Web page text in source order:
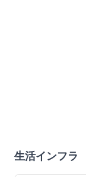
生活インフラ